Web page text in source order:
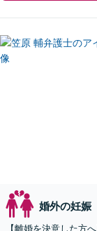
婚外の妊娠
【離婚を決意した方